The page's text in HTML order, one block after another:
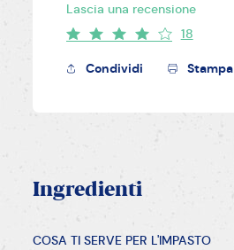
Lascia una recensione
18
Condividi Stampa
Ingredienti
COSA TI SERVE PER L'IMPASTO